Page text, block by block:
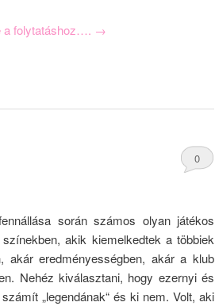
a folytatáshoz…. →
0
során számos olyan játékos
akik kiemelkedtek a többiek
akár eredményességben, akár a klub
Nehéz kiválasztani, hogy ezernyi és
„legendának“ és ki nem. Volt, aki